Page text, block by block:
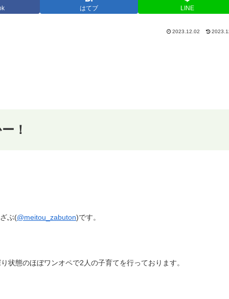
はてブ LINE
2023.12.02
！
ぶ(@meitou_zabuton)です。
状態のほぼワンオペで2人の子育てを行っております。